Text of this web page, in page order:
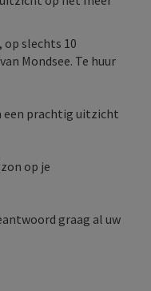
op slechts 10
Mondsee. Te huur
een prachtig uitzicht
op je
graag al uw